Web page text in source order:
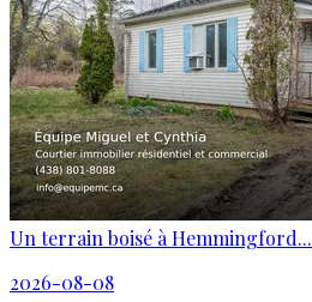
Un terrain boisé à Hemmingford...
2026-08-08